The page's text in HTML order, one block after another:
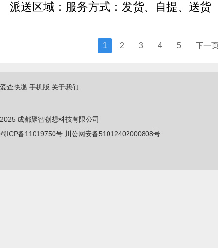
派送区域：服务方式：发货、自提、送货
1 2 3 4 5 下一
爱查快递 手机版 关于我们
2025 成都聚智创想科技有限公司
蜀ICP备11019750号 川公网安备51012402000808号